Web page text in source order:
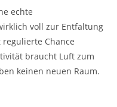
echte
voll zur Entfaltung
Chance
braucht Luft zum
keinen neuen Raum.